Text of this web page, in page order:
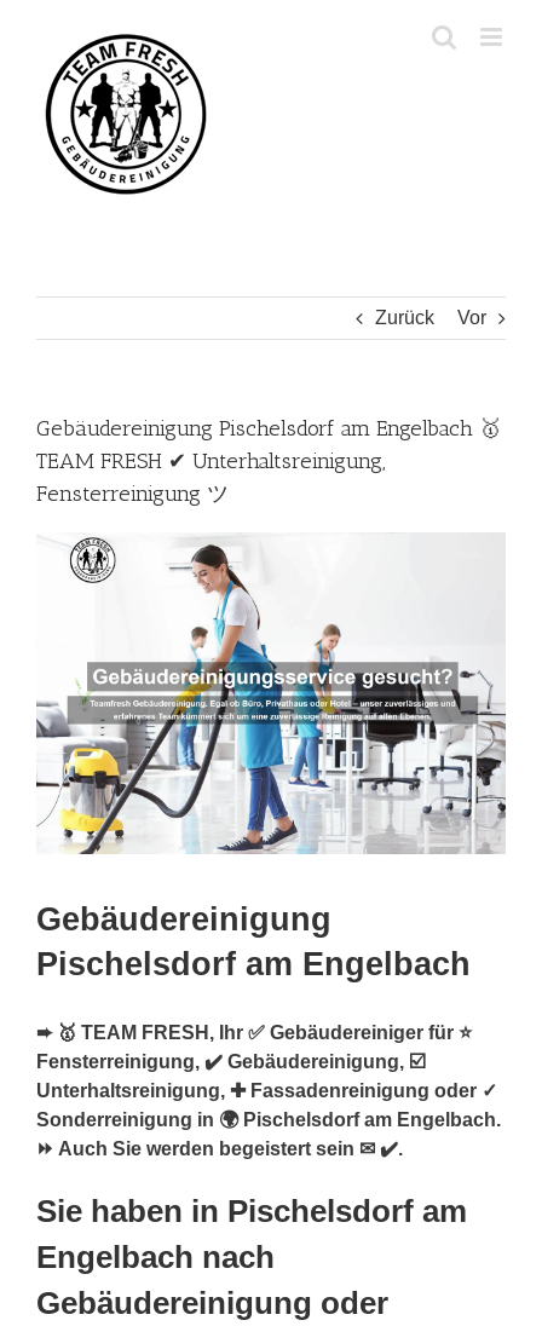
springen
Zurück Vor
Gebäudereinigung Pischelsdorf am Engelbach 🥇
TEAM FRESH ✔ Unterhaltsreinigung,
Fensterreinigung ツ
Gebäudereinigung
Pischelsdorf am Engelbach
➨ 🥇 TEAM FRESH, Ihr ✅ Gebäudereiniger für ⭐
Fensterreinigung, ✔️ Gebäudereinigung, ☑️
Unterhaltsreinigung, ✚ Fassadenreinigung oder ✓
Sonderreinigung in 🌍 Pischelsdorf am Engelbach.
⏩ Auch Sie werden begeistert sein ✉ ✔️.
Sie haben in Pischelsdorf am
Engelbach nach
Gebäudereinigung oder